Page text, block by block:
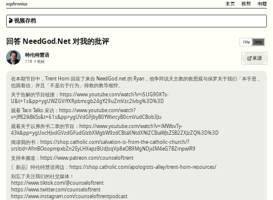
sophronius 主页 视频 书籍
🎬 视频存档
720p 360p
回答 NeedGod.Net 对我的批评
特伦特慧语
118 个视频
来源
在本期节目中，Trent Horn 回应了来自 NeedGod.net 的 Ryan，他争辩说天主教的救恩观与保罗关于我们「本乎恩，
也因着信」并且「不是出于行为」得救的教导相悖。
关于告解的节目链接：https://www.youtube.com/watch?v=i5UG90KTs-
U&t=1s&pp=ygUWZGViYXRpbmcgb24gY29uZmVzc2lvbg%3D%3D
观看 Taco Talks 采访：https://www.youtube.com/watch?
v=JffE2lkBkSs&t=61s&pp=ygUVdGFjbyB0YWxrcyB0cmVudCBob3Ju
观看关于以弗所书二章的节目：https://www.youtube.com/watch?v=iMWbvTy-
43k&pp=ygUocHJvdGVzdGFudGlzbXMgbW9zdCBtaXNtdXNlZCBiaWJsZSB2ZXJzZQ%3D%3D
阅读我的书：https://shop.catholic.com/salvation-is-from-the-catholic-church/?
srsltid=AfmBOoopmpxbZn2EyLHXepzBUdJsqVp8eOB9MgNDjxIM4eG7BZmpwlR9
支持本频道：https://www.patreon.com/counseloftrent
〖新品〗特伦特慧语周边：https://shop.catholic.com/apologists-alley/trent-horn-resources/
别忘了关注我们的社交媒体！
https://www.tiktok.com/@counseloftrent
https://www.twitter.com/counseloftrent
https://www.instagram.com/counseloftrentpodcast